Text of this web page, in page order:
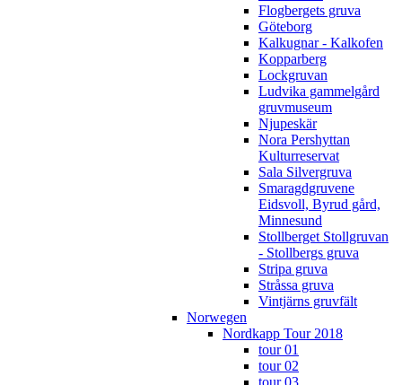
Flogbergets gruva
Göteborg
Kalkugnar - Kalkofen
Kopparberg
Lockgruvan
Ludvika gammelgård
gruvmuseum
Njupeskär
Nora Pershyttan
Kulturreservat
Sala Silvergruva
Smaragdgruvene
Eidsvoll, Byrud gård,
Minnesund
Stollberget Stollgruvan
- Stollbergs gruva
Stripa gruva
Stråssa gruva
Vintjärns gruvfält
Norwegen
Nordkapp Tour 2018
tour 01
tour 02
tour 03